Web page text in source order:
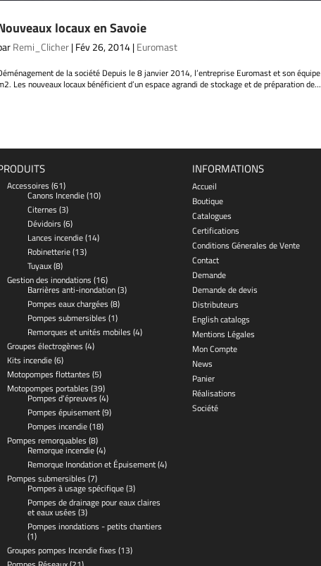
locaux en Savoie
Remi_Clicher|Fév 26, 2014|Euromast
de la société Depuis le 8 janvier 2014, l’entreprise Euromast et son
Les nouveaux locaux bénéficient d’un espace agrandi de stockage et de préparation de...
Accessoires (61)
Canons Incendie(10)
Citernes (3)
Dévidoirs (6)
Lances incendie(14)
Robinetterie(13)
Tuyaux(8)
Gestion des inondations (16)
Barrières anti-inondation(3)
Pompes eaux chargées (8)
Pompes submersibles (1)
Remorques et unités mobiles (4)
Groupes électrogènes (4)
Kits incendie(6)
Motopompes flottantes (5)
Motopompes portables (39)
Pompes d'épreuves (4)
Pompes épuisement(9)
Pompes incendie(18)
Pompes remorquables (8)
Remorque incendie(4)
Remorque Inondation et Épuisement(4)
Pompes submersibles (7)
Pompes à usage spécifique(3)
Pompes de drainage pour eaux claires
et eaux usées (3)
Pompes inondations - petits chantiers
(1)
Groupes pompes Incendie fixes (13)
INFORMATIONS
Accueil
Boutique
Catalogues
Certifications
Conditions Génerales de Vente
Contact
Demande
Demande de devis
Distributeurs
English catalogs
Mentions Légales
Mon Compte
News
Panier
Réalisations
Société